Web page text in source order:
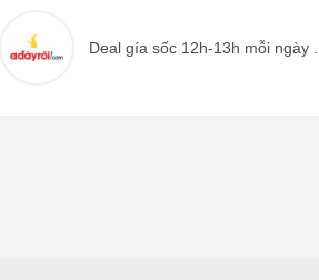
Deal gía sốc 12h-13h mỗi ngày ...